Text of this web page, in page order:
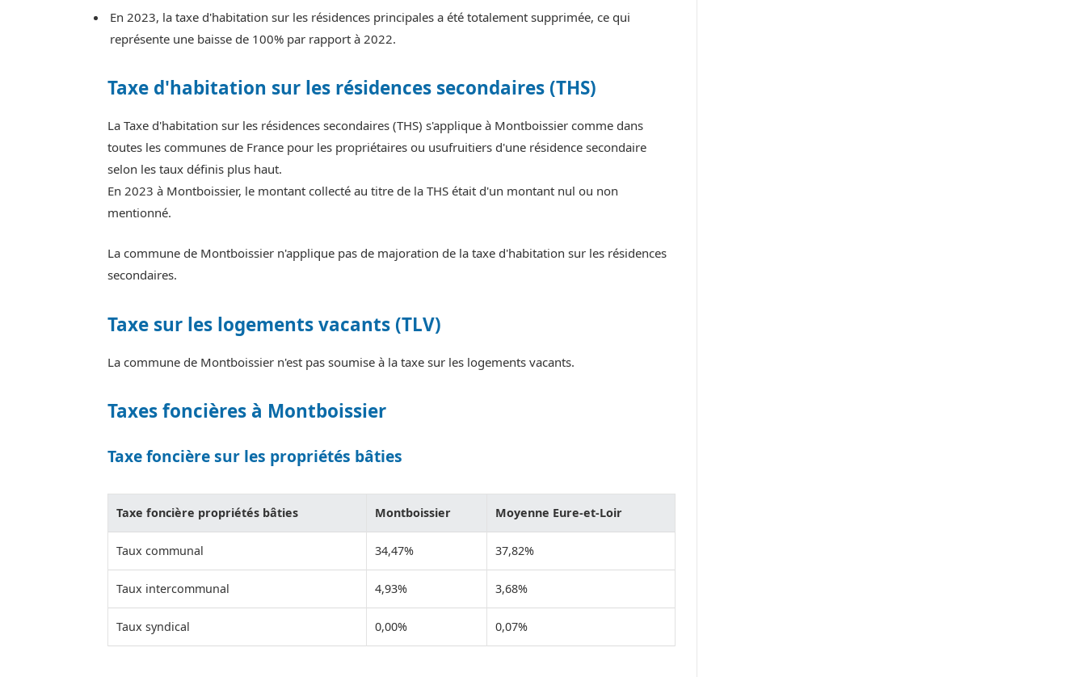
En 2023, la taxe d'habitation sur les résidences principales a été totalement supprimée, ce qui
représente une baisse de 100% par rapport à 2022.
Taxe d'habitation sur les résidences secondaires (THS)
La Taxe d'habitation sur les résidences secondaires (THS) s'applique à Montboissier comme dans
toutes les communes de France pour les propriétaires ou usufruitiers d'une résidence secondaire
selon les taux définis plus haut.
En 2023 à Montboissier, le montant collecté au titre de la THS était d'un montant nul ou non
mentionné.
La commune de Montboissier n'applique pas de majoration de la taxe d'habitation sur les résidences
secondaires.
Taxe sur les logements vacants (TLV)
La commune de Montboissier n'est pas soumise à la taxe sur les logements vacants.
Taxes foncières à Montboissier
Taxe foncière sur les propriétés bâties
Taxe foncière propriétés bâties Montboissier Moyenne Eure-et-Loir
Taux communal 34,47% 37,82%
Taux intercommunal 4,93% 3,68%
Taux syndical 0,00% 0,07%